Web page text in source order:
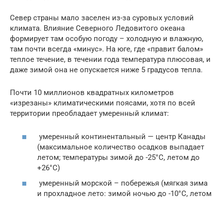
Север страны мало заселен из-за суровых условий
климата. Влияние Северного Ледовитого океана
формирует там особую погоду – холодную и влажную,
там почти всегда «минус». На юге, где «правит балом»
теплое течение, в течении года температура плюсовая, и
даже зимой она не опускается ниже 5 градусов тепла.
Почти 10 миллионов квадратных километров
«изрезаны» климатическими поясами, хотя по всей
территории преобладает умеренный климат:
умеренный континентальный — центр Канады
(максимальное количество осадков выпадает
летом; температуры зимой до -25°C, летом до
+26°C)
умеренный морской – побережья (мягкая зима
и прохладное лето: зимой ночью до -10°C, летом